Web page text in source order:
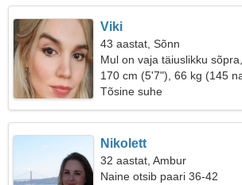
Viki
43 aastat, Sõnn
Mul on vaja täiuslikku
170 cm (5'7"), 66 kg (145
Tõsine suhe
Nikolett
32 aastat, Ambur
Naine otsib paari 36-42